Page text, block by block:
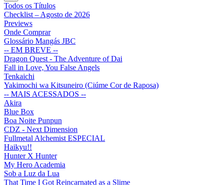
Todos os Títulos
Checklist – Agosto de 2026
Previews
Onde Comprar
Glossário Mangás JBC
-- EM BREVE --
Dragon Quest - The Adventure of Dai
Fall in Love, You False Angels
Tenkaichi
Yakimochi wa Kitsuneiro (Ciúme Cor de Raposa)
-- MAIS ACESSADOS --
Akira
Blue Box
Boa Noite Punpun
CDZ - Next Dimension
Fullmetal Alchemist ESPECIAL
Haikyu!!
Hunter X Hunter
My Hero Academia
Sob a Luz da Lua
That Time I Got Reincarnated as a Slime